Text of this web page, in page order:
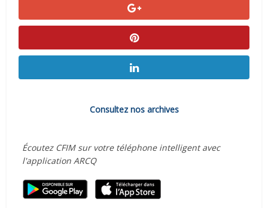
Consultez nos archives
Écoutez CFIM sur votre téléphone intelligent avec
l'application ARCQ